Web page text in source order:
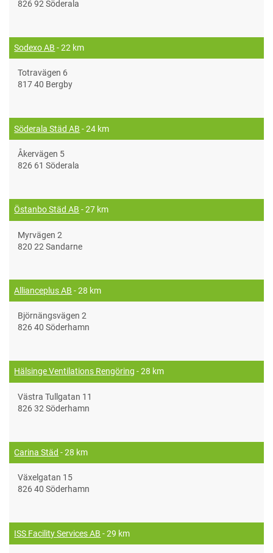
826 92 Söderala
Sodexo AB - 22 km
Totravägen 6
817 40 Bergby
Söderala Städ AB - 24 km
Åkervägen 5
826 61 Söderala
Östanbo Städ AB - 27 km
Myrvägen 2
820 22 Sandarne
Allianceplus AB - 28 km
Björnängsvägen 2
826 40 Söderhamn
Hälsinge Ventilations Rengöring - 28 km
Västra Tullgatan 11
826 32 Söderhamn
Carina Städ - 28 km
Växelgatan 15
826 40 Söderhamn
ISS Facility Services AB - 29 km